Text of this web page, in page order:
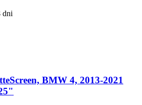
dni
BMW 4, 2013-2021